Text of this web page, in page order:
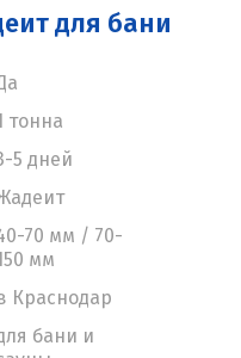
для бани
тонна
5 дней
70 мм / 70-
мм
Краснодар
бани и